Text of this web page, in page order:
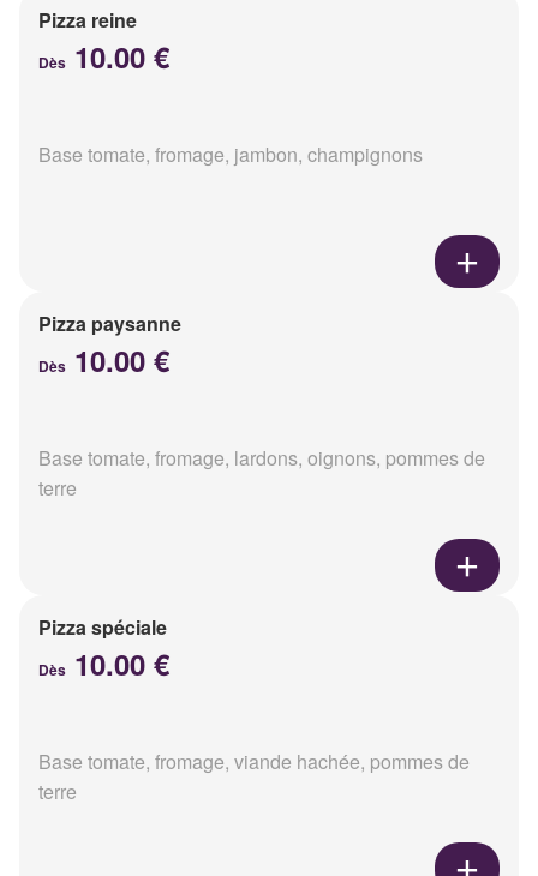
Pizza reine
Dès 10.00 €
Base tomate, fromage, jambon, champignons
Pizza paysanne
Dès 10.00 €
Base tomate, fromage, lardons, oignons, pommes de
terre
Pizza spéciale
Dès 10.00 €
Base tomate, fromage, viande hachée, pommes de
terre